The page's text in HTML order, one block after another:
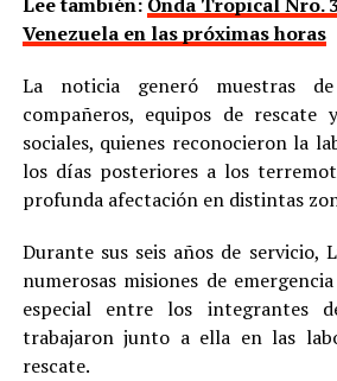
Venezuela en las próximas horas
La noticia generó muestras
compañeros, equipos de rescate
sociales, quienes reconocieron la
los días posteriores a los
profunda afectación en distintas
Durante sus seis años de servicio,
numerosas misiones de
especial entre los integrantes
trabajaron junto a ella en las
rescate.